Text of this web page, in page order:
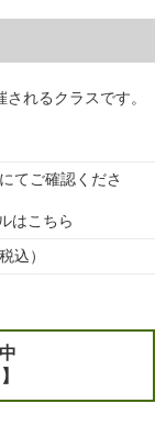
れるクラスです。
てご確認くださ
はこちら
込）